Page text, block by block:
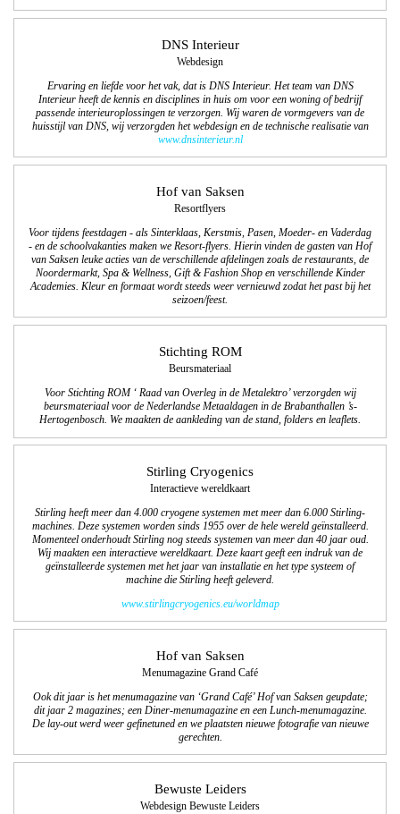
DNS Interieur
Webdesign
Ervaring en liefde voor het vak, dat is DNS Interieur. Het team van DNS
Interieur heeft de kennis en disciplines in huis om voor een woning of bedrijf
passende interieuroplossingen te verzorgen. Wij waren de vormgevers van de
huisstijl van DNS, wij verzorgden het webdesign en de technische realisatie van
www.dnsinterieur.nl
Hof van Saksen
Resortflyers
Voor tijdens feestdagen - als Sinterklaas, Kerstmis, Pasen, Moeder- en Vaderdag
- en de schoolvakanties maken we Resort-flyers. Hierin vinden de gasten van Hof
van Saksen leuke acties van de verschillende afdelingen zoals de restaurants, de
Noordermarkt, Spa & Wellness, Gift & Fashion Shop en verschillende Kinder
Academies. Kleur en formaat wordt steeds weer vernieuwd zodat het past bij het
seizoen/feest.
Stichting ROM
Beursmateriaal
Voor Stichting ROM ‘ Raad van Overleg in de Metalektro’ verzorgden wij
beursmateriaal voor de Nederlandse Metaaldagen in de Brabanthallen ’s-
Hertogenbosch. We maakten de aankleding van de stand, folders en leaflets.
Stirling Cryogenics
Interactieve wereldkaart
Stirling heeft meer dan 4.000 cryogene systemen met meer dan 6.000 Stirling-
machines. Deze systemen worden sinds 1955 over de hele wereld geïnstalleerd.
Momenteel onderhoudt Stirling nog steeds systemen van meer dan 40 jaar oud.
Wij maakten een interactieve wereldkaart. Deze kaart geeft een indruk van de
geïnstalleerde systemen met het jaar van installatie en het type systeem of
machine die Stirling heeft geleverd.
www.stirlingcryogenics.eu/worldmap
Hof van Saksen
Menumagazine Grand Café
Ook dit jaar is het menumagazine van ‘Grand Café’ Hof van Saksen geupdate;
dit jaar 2 magazines; een Diner-menumagazine en een Lunch-menumagazine.
De lay-out werd weer gefinetuned en we plaatsten nieuwe fotografie van nieuwe
gerechten.
Bewuste Leiders
Webdesign Bewuste Leiders